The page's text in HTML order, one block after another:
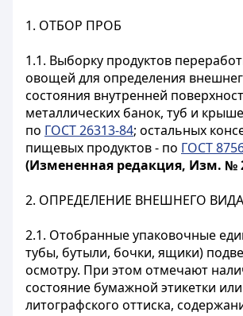
1. ОТБОР ПРОБ
1.1. Выборку продуктов
овощей для определения
состояния внутренней
металлических банок, туб и
по ГОСТ 26313-84; остальных
пищевых продуктов - по ГОСТ
(Измененная редакция, Изм. №
2. ОПРЕДЕЛЕНИЕ ВНЕШНЕГО
2.1. Отобранные упаковочные
тубы, бутыли, бочки, ящики)
осмотру. При этом отмечают
состояние бумажной этикетки или
литографского оттиска,